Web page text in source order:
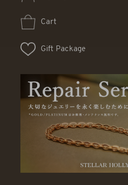
Cart
Gift Package